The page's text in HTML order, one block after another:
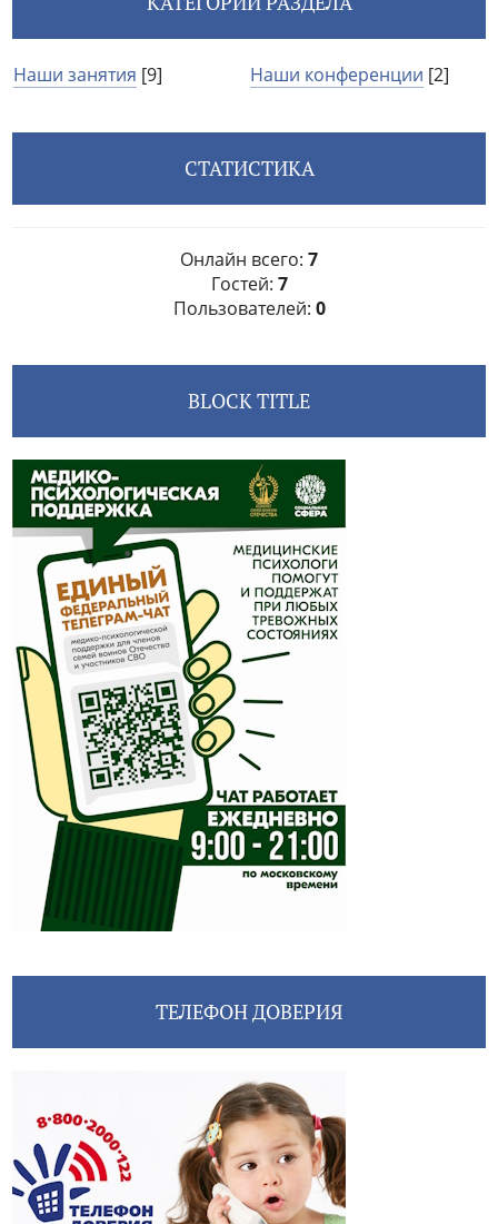
Наши занятия [9] Наши конференции [2]
СТАТИСТИКА
Онлайн всего: 7
Гостей: 7
Пользователей: 0
BLOCK TITLE
ТЕЛЕФОН ДОВЕРИЯ